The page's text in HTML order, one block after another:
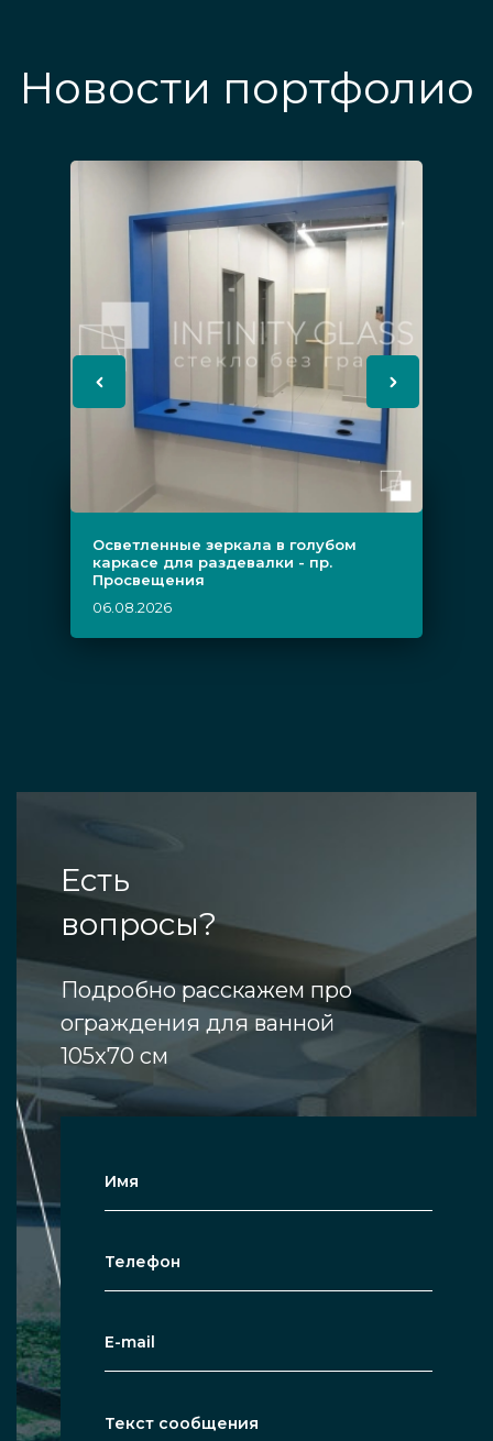
Новости портфолио
Осветленные зеркала в голубом
каркасе для раздевалки - пр.
Просвещения
06.08.2026
Есть
вопросы?
Подробно расскажем про
ограждения для ванной
105x70 см